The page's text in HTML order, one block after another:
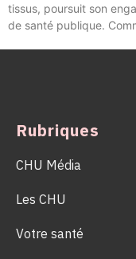
tissus, poursuit son
de santé publique.
Rubriques
CHU Média
Les CHU
Votre santé